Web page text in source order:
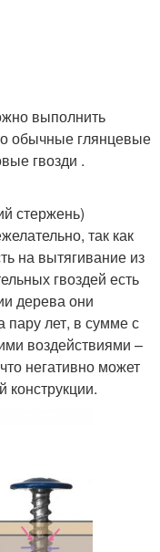
выполнить
обычные глянцевые
гвозди .
стержень)
так как
на вытягивание из
гвоздей есть
дерева они
пару лет, в сумме с
воздействиями –
негативно может
конструкции.